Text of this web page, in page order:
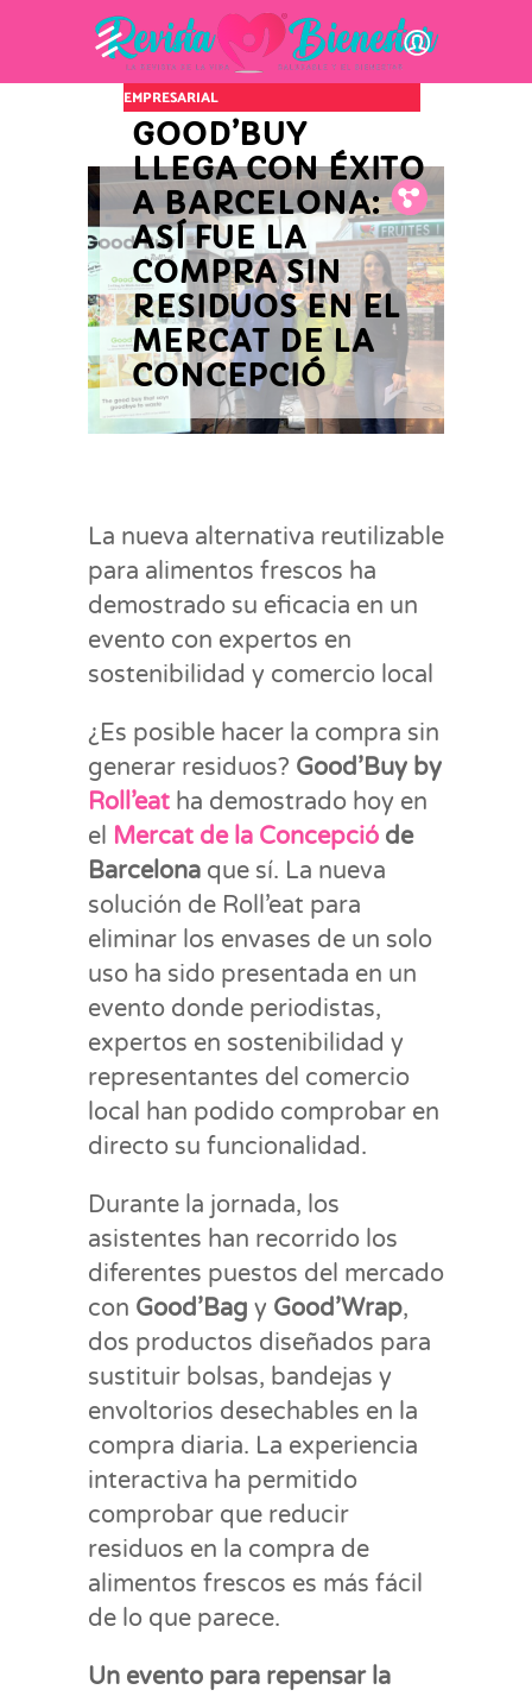
Fb.
Tw.
Pin.
INNOVACIÓN Y ACTUALIDAD
EMPRESARIAL
GOOD’BUY
LLEGA CON ÉXITO
A BARCELONA:
ASÍ FUE LA
COMPRA SIN
RESIDUOS EN EL
MERCAT DE LA
CONCEPCIÓ
La nueva alternativa reutilizable
para alimentos frescos ha
demostrado su eficacia en un
evento con expertos en
sostenibilidad y comercio local
¿Es posible hacer la compra sin
generar residuos? Good’Buy by
Roll’eat ha demostrado hoy en
el Mercat de la Concepció de
Barcelona que sí. La nueva
solución de Roll’eat para
eliminar los envases de un solo
uso ha sido presentada en un
evento donde periodistas,
expertos en sostenibilidad y
representantes del comercio
local han podido comprobar en
directo su funcionalidad.
Durante la jornada, los
asistentes han recorrido los
diferentes puestos del mercado
con Good’Bag y Good’Wrap,
dos productos diseñados para
sustituir bolsas, bandejas y
envoltorios desechables en la
compra diaria. La experiencia
interactiva ha permitido
comprobar que reducir
residuos en la compra de
alimentos frescos es más fácil
de lo que parece.
Un evento para repensar la